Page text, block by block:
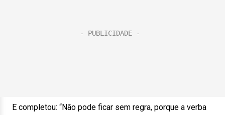
E completou: “Não pode ficar sem regra, porque a verba